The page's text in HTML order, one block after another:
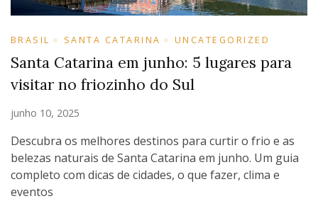
BRASIL SANTA CATARINA UNCATEGORIZED
Santa Catarina em junho: 5 lugares para
visitar no friozinho do Sul
junho 10, 2025
Descubra os melhores destinos para curtir o frio e as
belezas naturais de Santa Catarina em junho. Um guia
completo com dicas de cidades, o que fazer, clima e
eventos